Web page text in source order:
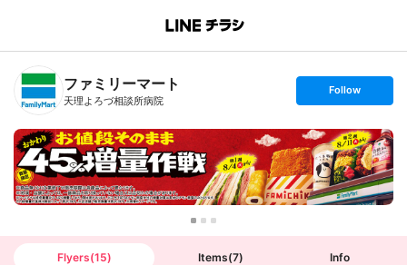
B
n
T
ファミリーマート
天理よろづ相談所病院
s
t
o
l
l
o
w
Follow
Flyers(15) Items(7) Info